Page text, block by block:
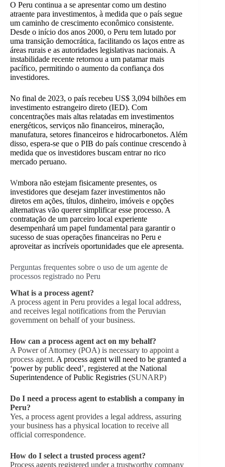
O Peru continua a se apresentar como um destino
atraente para investimentos, à medida que o país segue
um caminho de crescimento econômico consistente.
Desde o início dos anos 2000, o Peru tem lutado por
uma transição democrática, facilitando os laços entre as
áreas rurais e as autoridades legislativas nacionais. A
instabilidade recente retornou a um patamar mais
pacífico, permitindo o aumento da confiança dos
investidores.
No final de 2023, o país recebeu US$ 3,094 bilhões em
investimento estrangeiro direto (IED). Com
concentrações mais altas relatadas em investimentos
energéticos, serviços não financeiros, mineração,
manufatura, setores financeiros e hidrocarbonetos. Além
disso, espera-se que o PIB do país continue crescendo à
medida que os investidores buscam entrar no rico
mercado peruano.
Wmbora não estejam fisicamente presentes, os
investidores que desejam fazer investimentos não
diretos em ações, títulos, dinheiro, imóveis e opções
alternativas vão querer simplificar esse processo. A
contratação de um parceiro local experiente
desempenhará um papel fundamental para garantir o
sucesso de suas operações financeiras no Peru e
aproveitar as incríveis oportunidades que ele apresenta.
Perguntas frequentes sobre o uso de um agente de
processos registrado no Peru
What is a process agent?
A process agent in Peru provides a legal local address,
and receives legal notifications from the Peruvian
government on behalf of your business.
How can a process agent act on my behalf?
A Power of Attorney (POA) is necessary to appoint a
process agent. A process agent will need to be granted a
‘power by public deed’, registered at the National
Superintendence of Public Registries (SUNARP)
Do I need a process agent to establish a company in
Peru?
Yes, a process agent provides a legal address, assuring
your business has a physical location to receive all
official correspondence.
How do I select a trusted process agent?
Process agents registered under a trustworthy company